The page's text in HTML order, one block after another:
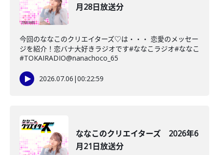
月28日放送分
今回のななこのクリエイターズ♡は・・・ 恋愛のメッセー
ジを紹介！恋バナ大好きラジオです#ななこラジオ#ななこ
#TOKAIRADIO@nanachoco_65
2026.07.06 |00:22:59
ななこのクリエイターズ 2026年6
月21日放送分